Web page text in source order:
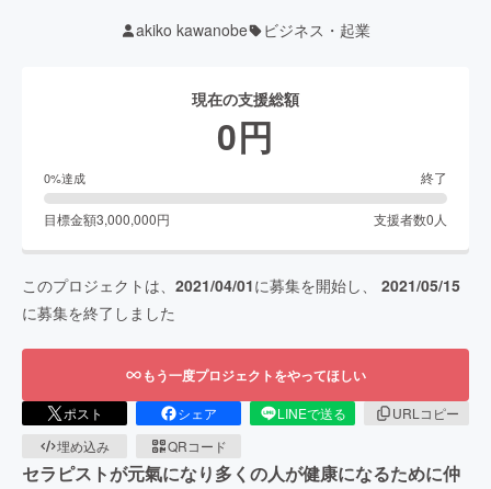
akiko kawanobe ビジネス・起業
現在の支援総額
0円
0%達成 終了
目標金額3,000,000円 支援者数0 人
このプロジェクトは、 2021/04/01に募集を開始し、 2021/05/15
に募集を終了しました
もう一度プロジェクトをやってほしい
ポスト シェア LINEで送る
URLコピー
埋め込み
QRコード
セラピストが元氣になり多くの人が健康になるために仲